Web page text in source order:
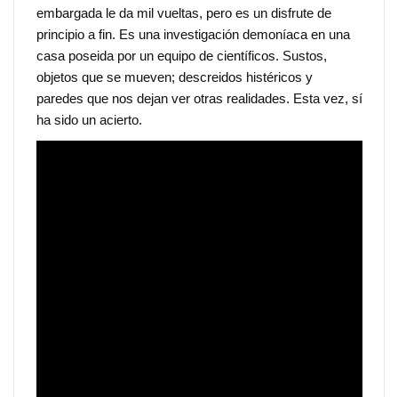
embargada le da mil vueltas, pero es un disfrute de
principio a fin. Es una investigación demoníaca en una
casa poseida por un equipo de científicos. Sustos,
objetos que se mueven; descreidos histéricos y
paredes que nos dejan ver otras realidades. Esta vez, sí
ha sido un acierto.